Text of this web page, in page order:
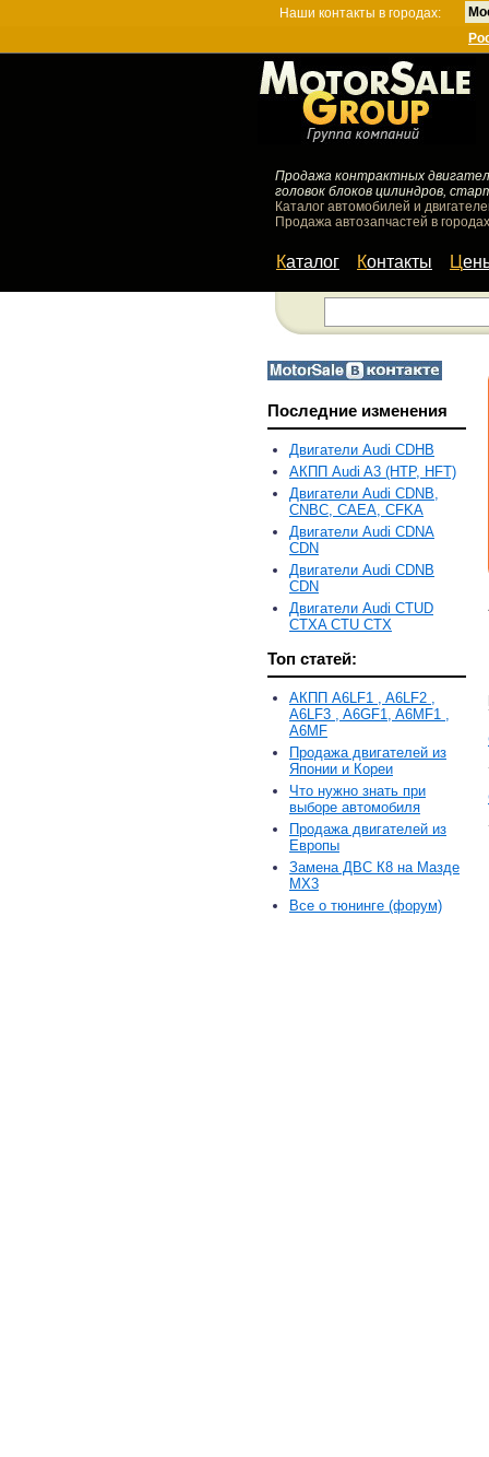
Наши контакты в городах:
Продажа контрактных
головок блоков цилиндров,
Каталог автомобилей и
Продажа автозапчастей в
Каталог Контакты
Последние изменения
Двигатели Audi CDHB
АКПП Audi A3 (HTP, HFT)
Двигатели Audi CDNB,
CNBC, CAEA, CFKA
Двигатели Audi CDNA
CDN
Двигатели Audi CDNB
CDN
Двигатели Audi CTUD
CTXA CTU CTX
Топ статей:
АКПП A6LF1 , A6LF2 ,
A6LF3 , A6GF1, A6MF1 ,
A6MF
Продажа двигателей из
Японии и Кореи
Что нужно знать при
выборе автомобиля
Продажа двигателей из
Европы
Замена ДВС К8 на Мазде
MX3
Все о тюнинге (форум)